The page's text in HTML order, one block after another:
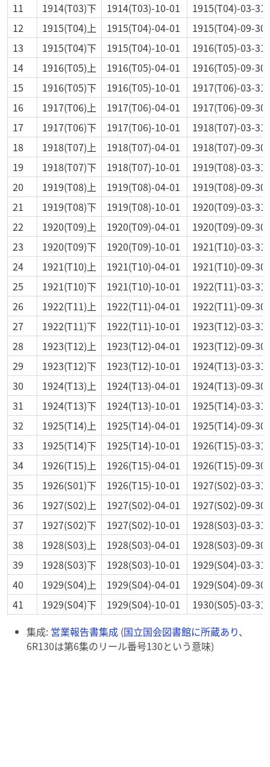
11
1914(T03)下 1914(T03)-10-01
1915(T04)-03-31
12
1915(T04)上 1915(T04)-04-01
1915(T04)-09-30
13
1915(T04)下 1915(T04)-10-01
1916(T05)-03-31
14
1916(T05)上 1916(T05)-04-01
1916(T05)-09-30
15
1916(T05)下 1916(T05)-10-01
1917(T06)-03-31
16
1917(T06)上 1917(T06)-04-01
1917(T06)-09-30
17
1917(T06)下 1917(T06)-10-01
1918(T07)-03-31
18
1918(T07)上 1918(T07)-04-01
1918(T07)-09-30
19
1918(T07)下 1918(T07)-10-01
1919(T08)-03-31
20
1919(T08)上 1919(T08)-04-01
1919(T08)-09-30
21
1919(T08)下 1919(T08)-10-01
1920(T09)-03-31
22
1920(T09)上 1920(T09)-04-01
1920(T09)-09-30
23
1920(T09)下 1920(T09)-10-01
1921(T10)-03-31
24
1921(T10)上 1921(T10)-04-01
1921(T10)-09-30
25
1921(T10)下 1921(T10)-10-01
1922(T11)-03-31
26
1922(T11)上 1922(T11)-04-01
1922(T11)-09-30
27
1922(T11)下 1922(T11)-10-01
1923(T12)-03-31
28
1923(T12)上 1923(T12)-04-01
1923(T12)-09-30
29
1923(T12)下 1923(T12)-10-01
1924(T13)-03-31
30
1924(T13)上 1924(T13)-04-01
1924(T13)-09-30
31
1924(T13)下 1924(T13)-10-01
1925(T14)-03-31
32
1925(T14)上 1925(T14)-04-01
1925(T14)-09-30
33
1925(T14)下 1925(T14)-10-01
1926(T15)-03-31
34
1926(T15)上 1926(T15)-04-01
1926(T15)-09-30
35
1926(S01)下 1926(T15)-10-01
1927(S02)-03-31
36
1927(S02)上 1927(S02)-04-01
1927(S02)-09-30
37
1927(S02)下 1927(S02)-10-01
1928(S03)-03-31
38
1928(S03)上 1928(S03)-04-01
1928(S03)-09-30
39
1928(S03)下 1928(S03)-10-01
1929(S04)-03-31
40
1929(S04)上 1929(S04)-04-01
1929(S04)-09-30
41
1929(S04)下 1929(S04)-10-01
1930(S05)-03-31
集成: 営業報告書集成 (国立国会図書館に所蔵あり、
6R130は第6集のリール番号130という意味)